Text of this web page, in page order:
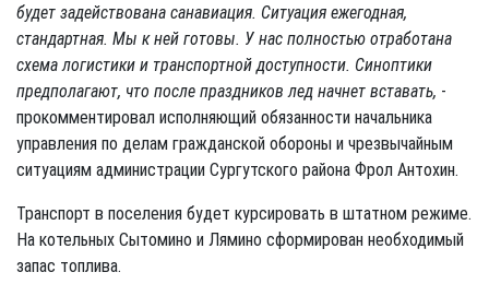
будет задействована санавиация. Ситуация ежегодная,
стандартная. Мы к ней готовы. У нас полностью отработана
схема логистики и транспортной доступности. Синоптики
предполагают, что после праздников лед начнет вставать, -
прокомментировал исполняющий обязанности начальника
управления по делам гражданской обороны и чрезвычайным
ситуациям администрации Сургутского района Фрол Антохин.
Транспорт в поселения будет курсировать в штатном режиме.
На котельных Сытомино и Лямино сформирован необходимый
запас топлива.